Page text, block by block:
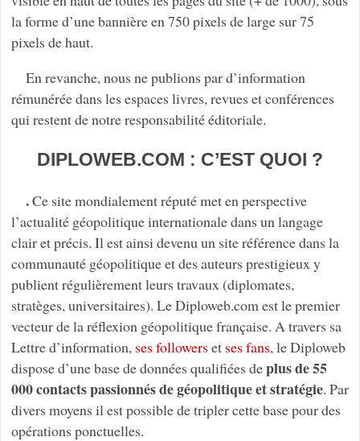
la forme d’une bannière en 750 pixels de large sur 75
pixels de haut.
En revanche, nous ne publions par d’information
rémunérée dans les espaces livres, revues et conférences
qui restent de notre responsabilité éditoriale.
DIPLOWEB.COM : C’EST QUOI ?
.Ce site mondialement réputé met en perspective
l’actualité géopolitique internationale dans un langage
clair et précis. Il est ainsi devenu un site référence dans la
communauté géopolitique et des auteurs prestigieux y
publient régulièrement leurs travaux (diplomates,
stratèges, universitaires). Le Diploweb.com est le premier
vecteur de la réflexion géopolitique française. A travers sa
Lettre d’information, ses followerset ses fans, le Diploweb
dispose d’une base de données qualifiées deplus de 55
000 contacts passionnés de géopolitique et stratégie. Par
divers moyens il est possible de tripler cette base pour des
opérations ponctuelles.